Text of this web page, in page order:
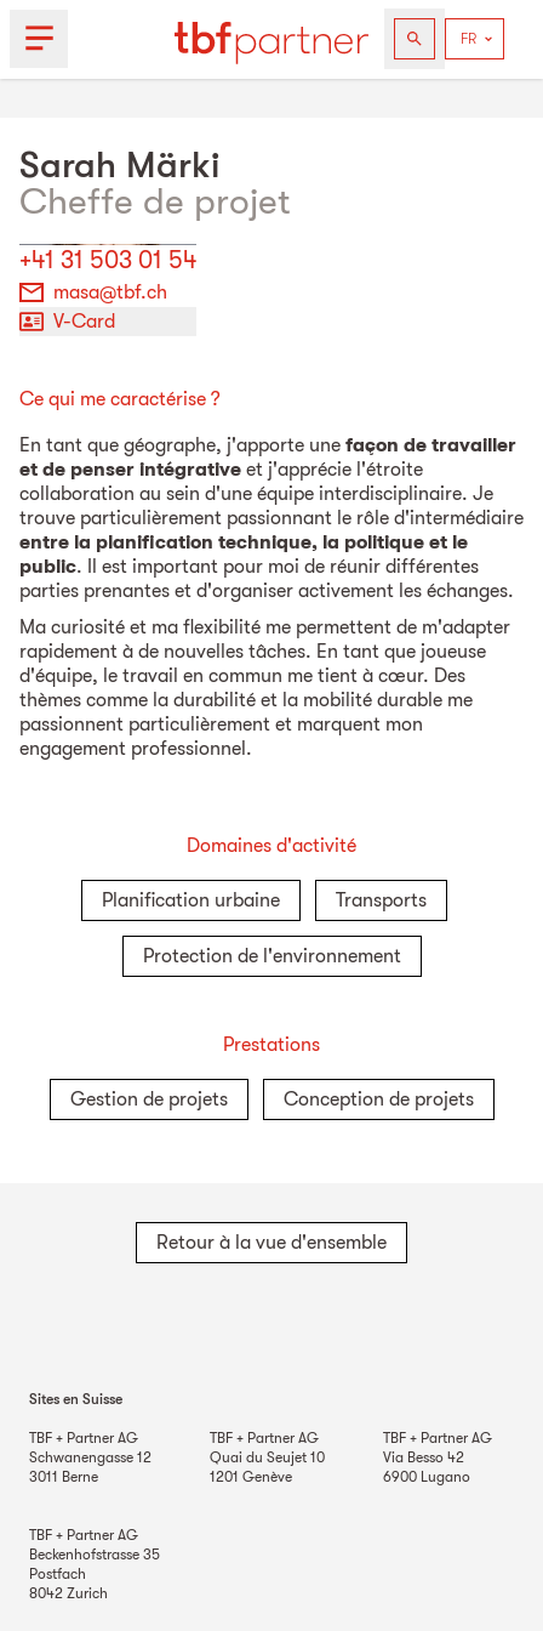
Sarah Märki
Cheffe de projet
+41 31 503 01 54
masa@tbf.ch
V-Card
Ce qui me caractérise ?
En tant que géographe, j'apporte une façon de travailler
et de penser intégrative et j'apprécie l'étroite
collaboration au sein d'une équipe interdisciplinaire. Je
trouve particulièrement passionnant le rôle d'intermédiaire
entre la planification technique, la politique et le
public. Il est important pour moi de réunir différentes
parties prenantes et d'organiser activement les échanges.
Ma curiosité et ma flexibilité me permettent de m'adapter
rapidement à de nouvelles tâches. En tant que joueuse
d'équipe, le travail en commun me tient à cœur. Des
thèmes comme la durabilité et la mobilité durable me
passionnent particulièrement et marquent mon
engagement professionnel.
Domaines d'activité
Planification urbaine Transports
Protection de l'environnement
Prestations
Gestion de projets Conception de projets
Retour à la vue d'ensemble
Sites en Suisse
TBF + Partner AG
Schwanengasse 12
3011 Berne
TBF + Partner AG
Quai du Seujet 10
1201 Genève
TBF + Partner AG
Via Besso 42
6900 Lugano
TBF + Partner AG
Beckenhofstrasse 35
Postfach
8042 Zurich